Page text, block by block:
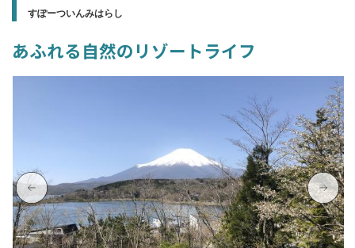
すぽーついんみはらし
あふれる自然のリゾートライフ